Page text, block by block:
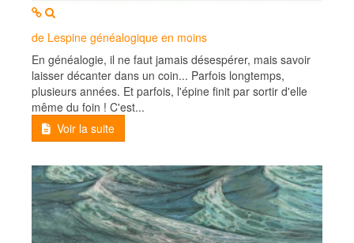
MOD_JTCS_VIEW_ARTICLE_LINK
de Lespine généalogique en moins
En généalogie, il ne faut jamais désespérer, mais savoir
laisser décanter dans un coin... Parfois longtemps,
plusieurs années. Et parfois, l'épine finit par sortir d'elle
même du foin ! C'est...
Voir la suite